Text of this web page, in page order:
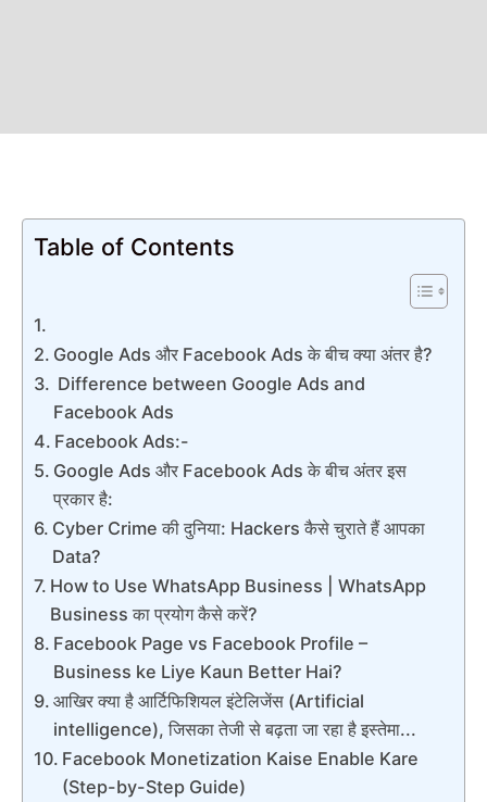
Table of Contents
Google Ads और Facebook Ads के बीच क्या अंतर है?
Difference between Google Ads and
Facebook Ads
Facebook Ads:-
Google Ads और Facebook Ads के बीच अंतर इस
प्रकार है:
Cyber Crime की दुनिया: Hackers कैसे चुराते हैं आपका
Data?
How to Use WhatsApp Business | WhatsApp
Business का प्रयोग कैसे करें?
Facebook Page vs Facebook Profile –
Business ke Liye Kaun Better Hai?
आखिर क्या है आर्टिफिशियल इंटेलिजेंस (Artificial
intelligence), जिसका तेजी से बढ़ता जा रहा है इस्तेमा...
Facebook Monetization Kaise Enable Kare
(Step-by-Step Guide)